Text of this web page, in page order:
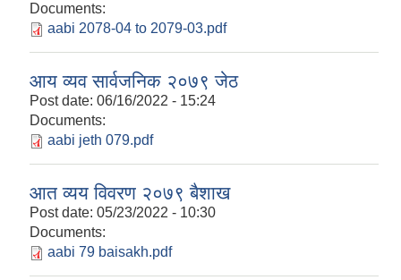
Documents:
aabi 2078-04 to 2079-03.pdf
आय व्यव सार्वजनिक २०७९ जेठ
Post date: 06/16/2022 - 15:24
Documents:
aabi jeth 079.pdf
आत व्यय विवरण २०७९ बैशाख
Post date: 05/23/2022 - 10:30
Documents:
aabi 79 baisakh.pdf